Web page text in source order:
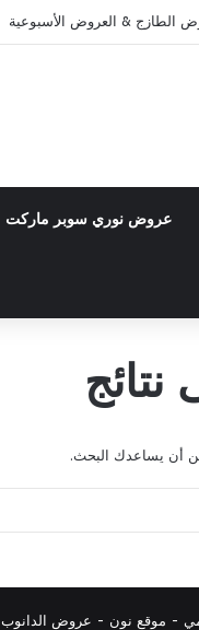
عروض نوري سوبر ماركت
نتائج
أن يساعدك البحث.
- موقع نون - عروض الدانوب